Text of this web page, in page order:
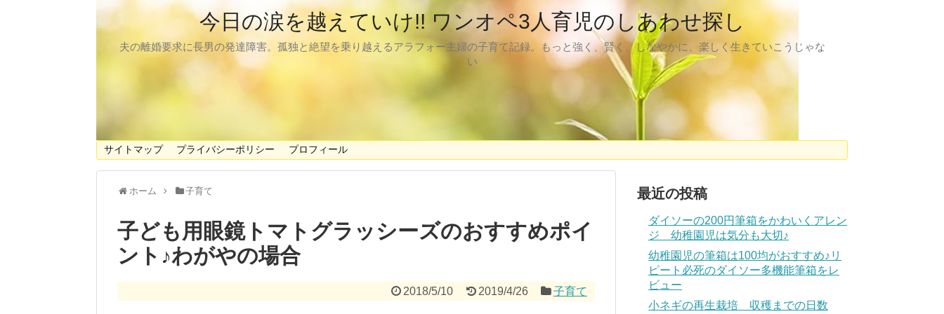
今日の涙を越えていけ!! ワンオペ3人育児のしあわせ探し
夫の離婚要求に長男の発達障害。孤独と絶望を乗り越えるアラフォー主婦の子育て記録。もっと強く、賢く、しなやかに、楽しく生きていこうじゃな
い
サイトマップ プライバシーポリシー プロフィール
ホーム 子育て
子ども用眼鏡トマトグラッシーズのおすすめポイ
ント♪わがやの場合
2018/5/10 2019/4/26 子育て
最近の投稿
ダイソーの200円筆箱をかわいくアレン
ジ 幼稚園児は気分も大切♪
幼稚園児の筆箱は100均がおすすめ♪リ
ピート必死のダイソー多機能筆箱をレ
ビュー
小ネギの再生栽培 収穫までの日数